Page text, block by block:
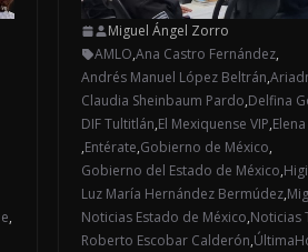
,
Miguel Ángel Zorro
AMLO,Ana Castro Fernández,
Andrés Manuel López Beltrán,
Claudia Sheinbaum Pardo,Delfina
DIF Tultitlán,El Mexiquense VIP,
,Entérate,Gobierno de México,
Gobierno del Estado de México,
Luz María Hernández Bermúdez,
Noticias Estado de México,Noticias
Roberto Escobar Calderón,